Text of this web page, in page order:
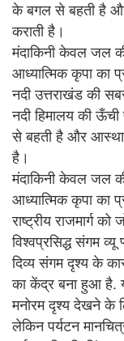
के बगल से बहती है
कराती है।
मंदाकिनी केवल जल
आध्यात्मिक कृपा का
नदी उत्तराखंड की
नदी हिमालय की
से बहती है और
है।
मंदाकिनी केवल जल
आध्यात्मिक कृपा का
राष्ट्रीय राजमार्ग
विश्वप्रसिद्ध संगम
दिव्य संगम दृश्य के
का केंद्र बना हुआ है.
मनोरम दृश्य देखने के
लेकिन पर्यटन